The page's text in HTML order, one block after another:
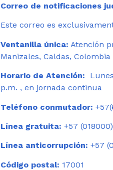
Correo de notificaciones
Este correo es
Ventanilla única: Atención
Manizales, Caldas, Colombia
Horario de Atención:
p.m. , en jornada continua
Teléfono conmutador:
Línea gratuita: +57
Línea anticorrupción: +57
Código postal: 17001